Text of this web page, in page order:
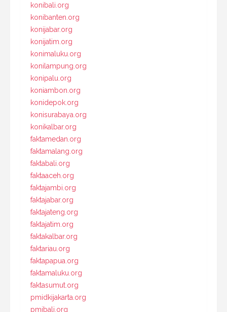
konibali.org
konibanten.org
konijabar.org
konijatim.org
konimaluku.org
konilampung.org
konipalu.org
koniambon.org
konidepok.org
konisurabaya.org
konikalbar.org
faktamedan.org
faktamalang.org
faktabali.org
faktaaceh.org
faktajambi.org
faktajabar.org
faktajateng.org
faktajatim.org
faktakalbar.org
faktariau.org
faktapapua.org
faktamaluku.org
faktasumut.org
pmidkijakarta.org
pmibali.org